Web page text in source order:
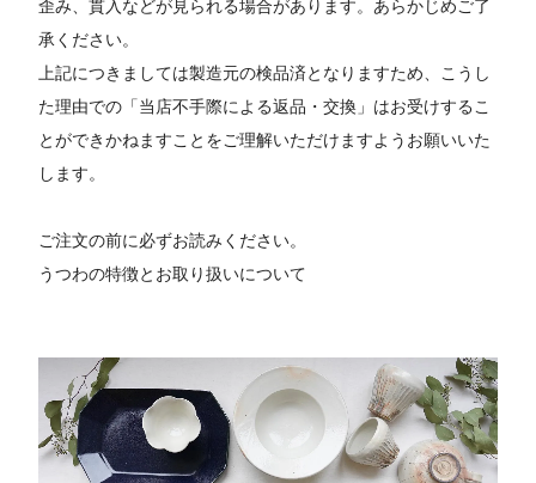
歪み、貫入などが見られる場合があります。あらかじめご了
承ください。
上記につきましては製造元の検品済となりますため、こうし
た理由での「当店不手際による返品・交換」はお受けするこ
とができかねますことをご理解いただけますようお願いいた
します。
ご注文の前に必ずお読みください。
うつわの特徴とお取り扱いについて